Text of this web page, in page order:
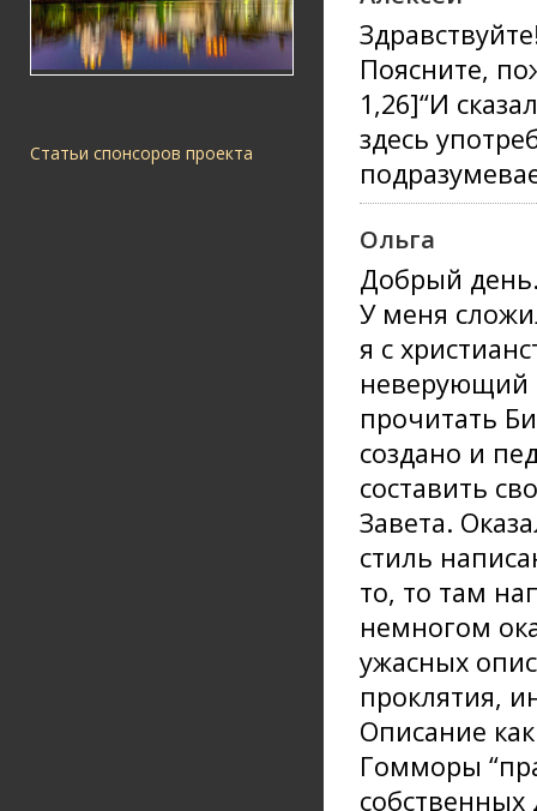
Статьи спонсоров проекта
Поясните,
1,26]“И
здесь
Ольга
Добрый
У меня
я с
неверующий
прочитать
создано и
составить
Завета.
стиль
то, то там
немногом
ужасных
проклятия,
Описание
Гомморы
собственных